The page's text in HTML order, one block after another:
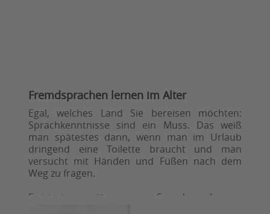
Fremdsprachen lernen im Alter
Egal, welches Land Sie bereisen möchten:
Sprachkenntnisse sind ein Muss. Das weiß
man spätestes dann, wenn man im Urlaub
dringend eine Toilette braucht und man
versucht mit Händen und Füßen nach dem
Weg zu fragen.
Es ist nie zu spät, eine neue Sprache zu lernen,